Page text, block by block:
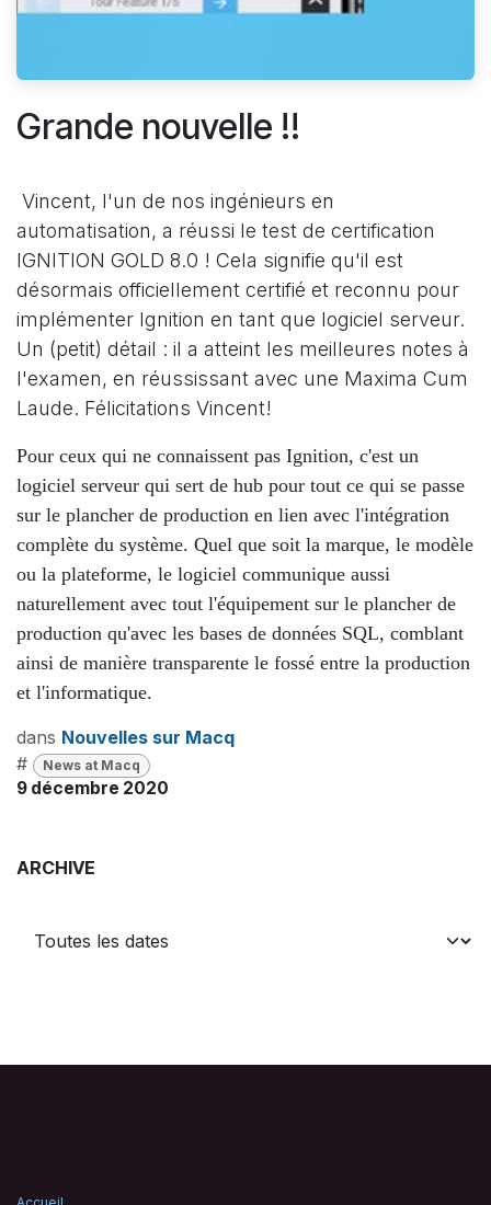
Grande nouvelle !!
Vincent, l'un de nos ingénieurs en
automatisation, a réussi le test de certification
IGNITION GOLD 8.0 ! Cela signifie qu'il est
désormais officiellement certifié et reconnu pour
implémenter Ignition en tant que logiciel serveur.
Un (petit) détail : il a atteint les meilleures notes à
l'examen, en réussissant avec une Maxima Cum
Laude. Félicitations Vincent!
Pour ceux qui ne connaissent pas Ignition, c'est un
logiciel serveur qui sert de hub pour tout ce qui se passe
sur le plancher de production en lien avec l'intégration
complète du système. Quel que soit la marque, le modèle
ou la plateforme, le logiciel communique aussi
naturellement avec tout l'équipement sur le plancher de
production qu'avec les bases de données SQL, comblant
ainsi de manière transparente le fossé entre la production
et l'informatique.
dans Nouvelles sur Macq
#
News at Macq
9 décembre 2020
ARCHIVE